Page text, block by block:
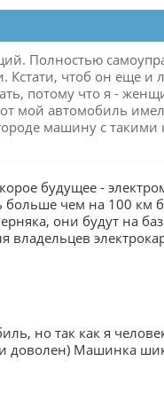
Полностью
чтоб он еще и
потому что я -
мой автомобиль
машину с такими
будущее -
чем на 100 км
они будут на
владельцев
но так как я
Машинка